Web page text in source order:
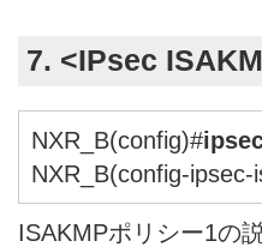
7. <IPsec
NXR_B(config)#
NXR_B(config-ipsec-
ISAKMPポリシー1の